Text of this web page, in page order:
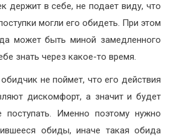
держит в себе, не подает виду, что
могли его обидеть. При этом
может быть миной замедленного
знать через какое-то время.
не поймет, что его действия
дискомфорт, а значит и будет
Именно поэтому нужно
обиды, иначе такая обида